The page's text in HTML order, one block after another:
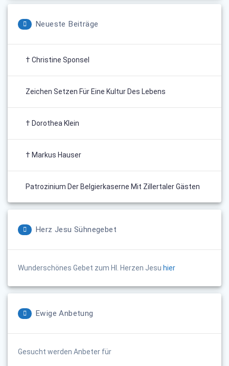
Neueste Beiträge
† Christine Sponsel
Zeichen Setzen Für Eine Kultur Des Lebens
† Dorothea Klein
† Markus Hauser
Patrozinium Der Belgierkaserne Mit Zillertaler Gästen
Herz Jesu Sühnegebet
Wunderschönes Gebet zum Hl. Herzen Jesu hier
Ewige Anbetung
Gesucht werden Anbeter für